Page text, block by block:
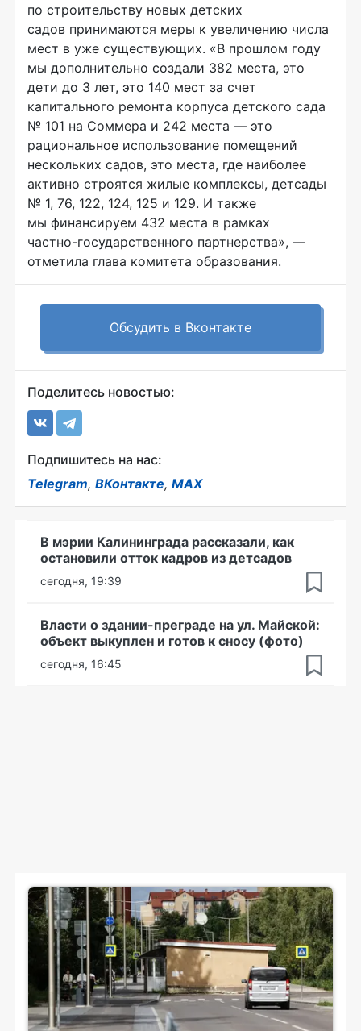
по строительству новых детских
садов принимаются меры к увеличению числа
мест в уже существующих. «В прошлом году
мы дополнительно создали 382 места, это
дети до 3 лет, это 140 мест за счет
капитального ремонта корпуса детского сада
№ 101 на Соммера и 242 места — это
рациональное использование помещений
нескольких садов, это места, где наиболее
активно строятся жилые комплексы, детсады
№ 1, 76, 122, 124, 125 и 129. И также
мы финансируем 432 места в рамках
частно-государственного партнерства», —
отметила глава комитета образования.
Обсудить в Вконтакте
Поделитесь новостью:
Подпишитесь на нас:
Telegram, ВКонтакте, MAX
В мэрии Калининграда рассказали, как
остановили отток кадров из детсадов
сегодня, 19:39
Власти о здании-преграде на ул. Майской:
объект выкуплен и готов к сносу (фото)
сегодня, 16:45